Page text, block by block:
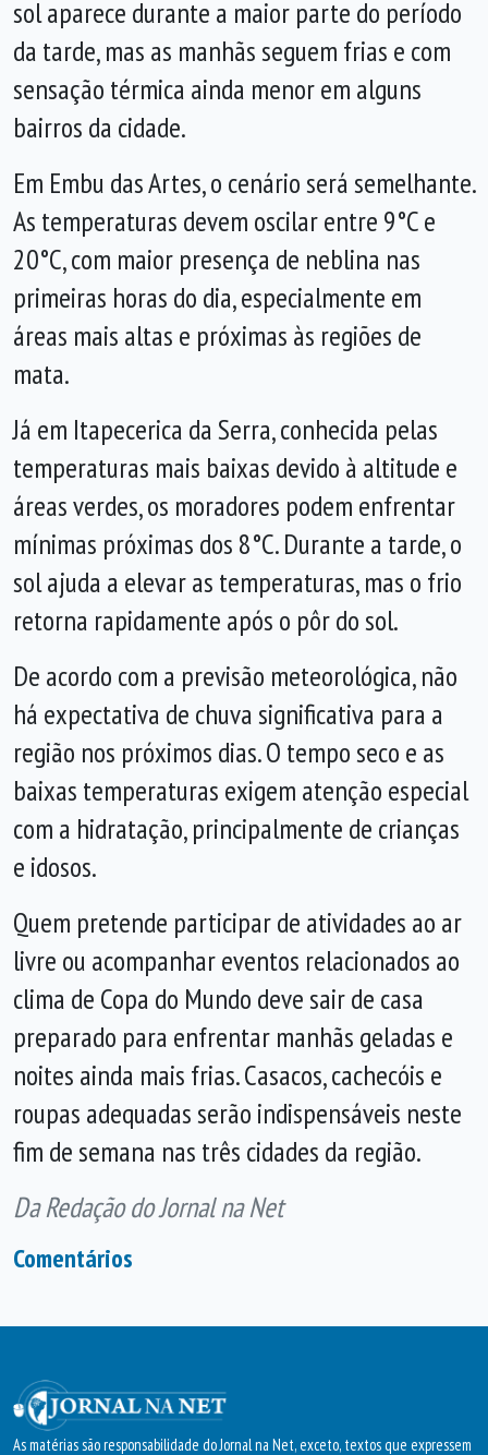
sol aparece durante a maior parte do período
da tarde, mas as manhãs seguem frias e com
sensação térmica ainda menor em alguns
bairros da cidade.
Em Embu das Artes, o cenário será semelhante.
As temperaturas devem oscilar entre 9°C e
20°C, com maior presença de neblina nas
primeiras horas do dia, especialmente em
áreas mais altas e próximas às regiões de
mata.
Já em Itapecerica da Serra, conhecida pelas
temperaturas mais baixas devido à altitude e
áreas verdes, os moradores podem enfrentar
mínimas próximas dos 8°C. Durante a tarde, o
sol ajuda a elevar as temperaturas, mas o frio
retorna rapidamente após o pôr do sol.
De acordo com a previsão meteorológica, não
há expectativa de chuva significativa para a
região nos próximos dias. O tempo seco e as
baixas temperaturas exigem atenção especial
com a hidratação, principalmente de crianças
e idosos.
Quem pretende participar de atividades ao ar
livre ou acompanhar eventos relacionados ao
clima de Copa do Mundo deve sair de casa
preparado para enfrentar manhãs geladas e
noites ainda mais frias. Casacos, cachecóis e
roupas adequadas serão indispensáveis neste
fim de semana nas três cidades da região.
Da Redação do Jornal na Net
Comentários
As matérias são responsabilidade do Jornal na Net, exceto, textos que expressem